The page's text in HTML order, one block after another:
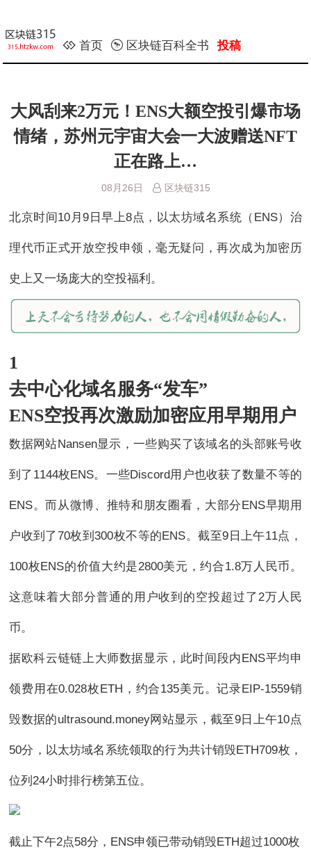
首页 区块链百科全书 投稿
大风刮来2万元！ENS大额空投引爆市场
情绪，苏州元宇宙大会一大波赠送NFT
正在路上…
08月26日 区块链315
北京时间10月9日早上8点，以太坊域名系统（ENS）治
理代币正式开放空投申领，毫无疑问，再次成为加密历
史上又一场庞大的空投福利。
1
去中心化域名服务“发车”
ENS空投再次激励加密应用早期用户
数据网站Nansen显示，一些购买了该域名的头部账号收
到了1144枚ENS。一些Discord用户也收获了数量不等的
ENS。而从微博、推特和朋友圈看，大部分ENS早期用
户收到了70枚到300枚不等的ENS。截至9日上午11点，
100枚ENS的价值大约是2800美元，约合1.8万人民币。
这意味着大部分普通的用户收到的空投超过了2万人民
币。
据欧科云链链上大师数据显示，此时间段内ENS平均申
领费用在0.028枚ETH，约合135美元。记录EIP-1559销
毁数据的ultrasound.money网站显示，截至9日上午10点
50分，以太坊域名系统领取的行为共计销毁ETH709枚，
位列24小时排行榜第五位。
截止下午2点58分，ENS申领已带动销毁ETH超过1000枚